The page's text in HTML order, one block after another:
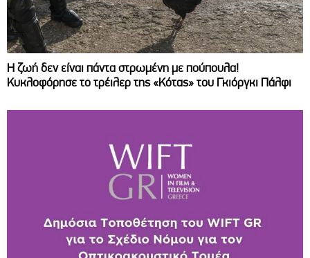
Η ζωή δεν είναι πάντα στρωμένη με πούπουλα!
Κυκλοφόρησε το τρέιλερ της «Κότας» του Γκιόργκι Πάλφι